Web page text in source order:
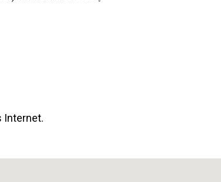
Internet.